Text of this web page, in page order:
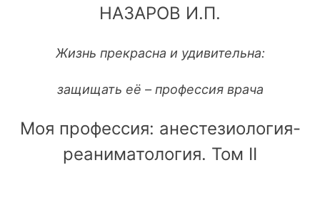
НАЗАРОВ И.П.
Жизнь прекрасна и удивительна:
защищать её – профессия врача
Моя профессия: анестезиология-
реаниматология. Том II